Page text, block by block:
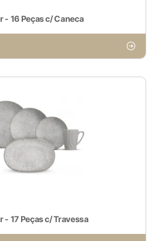
- 16 Peças c/ Caneca
- 17 Peças c/ Travessa